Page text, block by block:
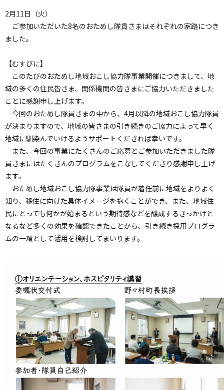
2月11日（火）
ご参加いただいた8名のおためし隊員さまはそれぞれの家路につき
ました。
【むすびに】
このたびのおためし地域おこし協力隊事業開催につきまして、地
域の多くの住民皆さま、関係機関の皆さまにご協力いただきました
ことに感謝申し上げます。
今回のおためし隊員さまの中から、4月以降の地域おこし協力隊員
が決まりますので、地域の皆さまの引き続きのご協力によって早く
地域に馴染んでいけるようサポートくだされば幸いです。
また、今回の事業にたくさんのご応募とご参加いただきました隊
員さまにはたくさんのプログラムをこなしてくださり感謝申し上げ
ます。
おためし地域おこし協力隊事業は隊員が着任前に地域をよりよく
知り、移住に向けた具体イメージを抱くことができ、また、地域住
民にとっても何かが始まるという期待感などを醸成するきっかけと
なるなど多くの効果を確認できたことから、引き続き採用プログラ
ムの一環として活用を検討してまいります。